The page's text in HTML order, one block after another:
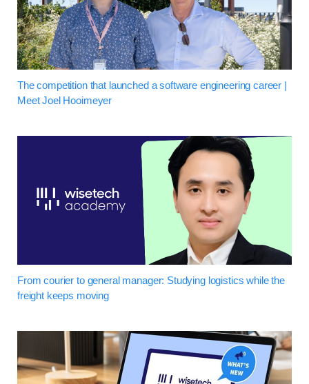
The competition that launched a software engineering career |
Meet Joel Hooimeyer
From courier to general manager: Studying logistics while the
freight keeps moving